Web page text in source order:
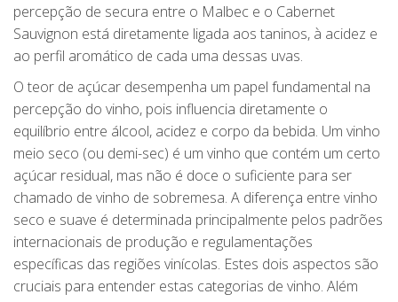
percepção de secura entre o Malbec e o Cabernet
Sauvignon está diretamente ligada aos taninos, à acidez e
ao perfil aromático de cada uma dessas uvas.
O teor de açúcar desempenha um papel fundamental na
percepção do vinho, pois influencia diretamente o
equilíbrio entre álcool, acidez e corpo da bebida. Um vinho
meio seco (ou demi-sec) é um vinho que contém um certo
açúcar residual, mas não é doce o suficiente para ser
chamado de vinho de sobremesa. A diferença entre vinho
seco e suave é determinada principalmente pelos padrões
internacionais de produção e regulamentações
específicas das regiões vinícolas. Estes dois aspectos são
cruciais para entender estas categorias de vinho. Além